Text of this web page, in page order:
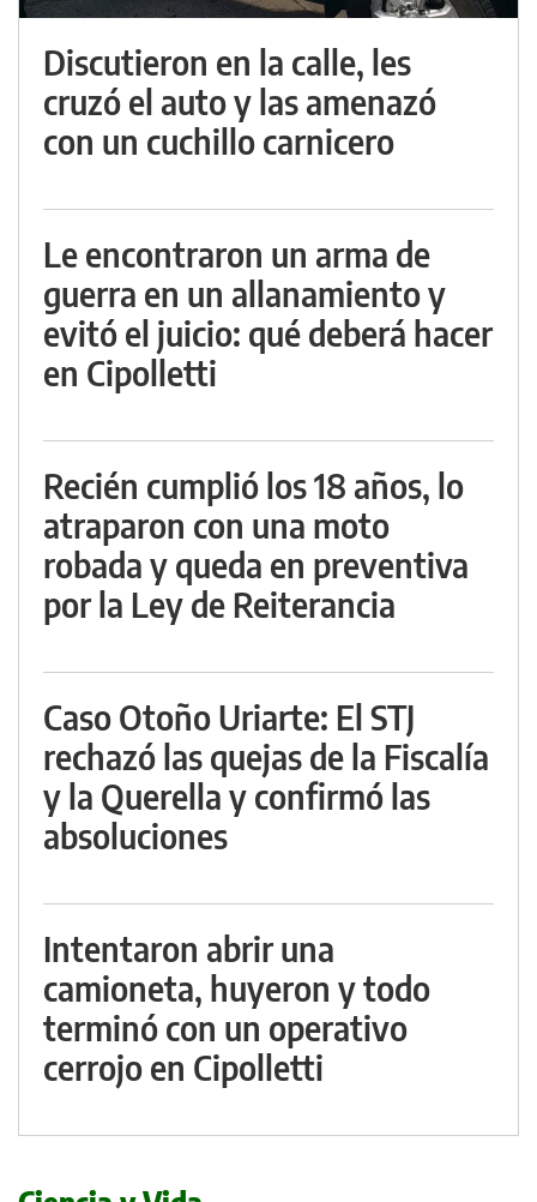
Discutieron en la calle, les
cruzó el auto y las amenazó
con un cuchillo carnicero
Le encontraron un arma de
guerra en un allanamiento y
evitó el juicio: qué deberá hacer
en Cipolletti
Recién cumplió los 18 años, lo
atraparon con una moto
robada y queda en preventiva
por la Ley de Reiterancia
Caso Otoño Uriarte: El STJ
rechazó las quejas de la Fiscalía
y la Querella y confirmó las
absoluciones
Intentaron abrir una
camioneta, huyeron y todo
terminó con un operativo
cerrojo en Cipolletti